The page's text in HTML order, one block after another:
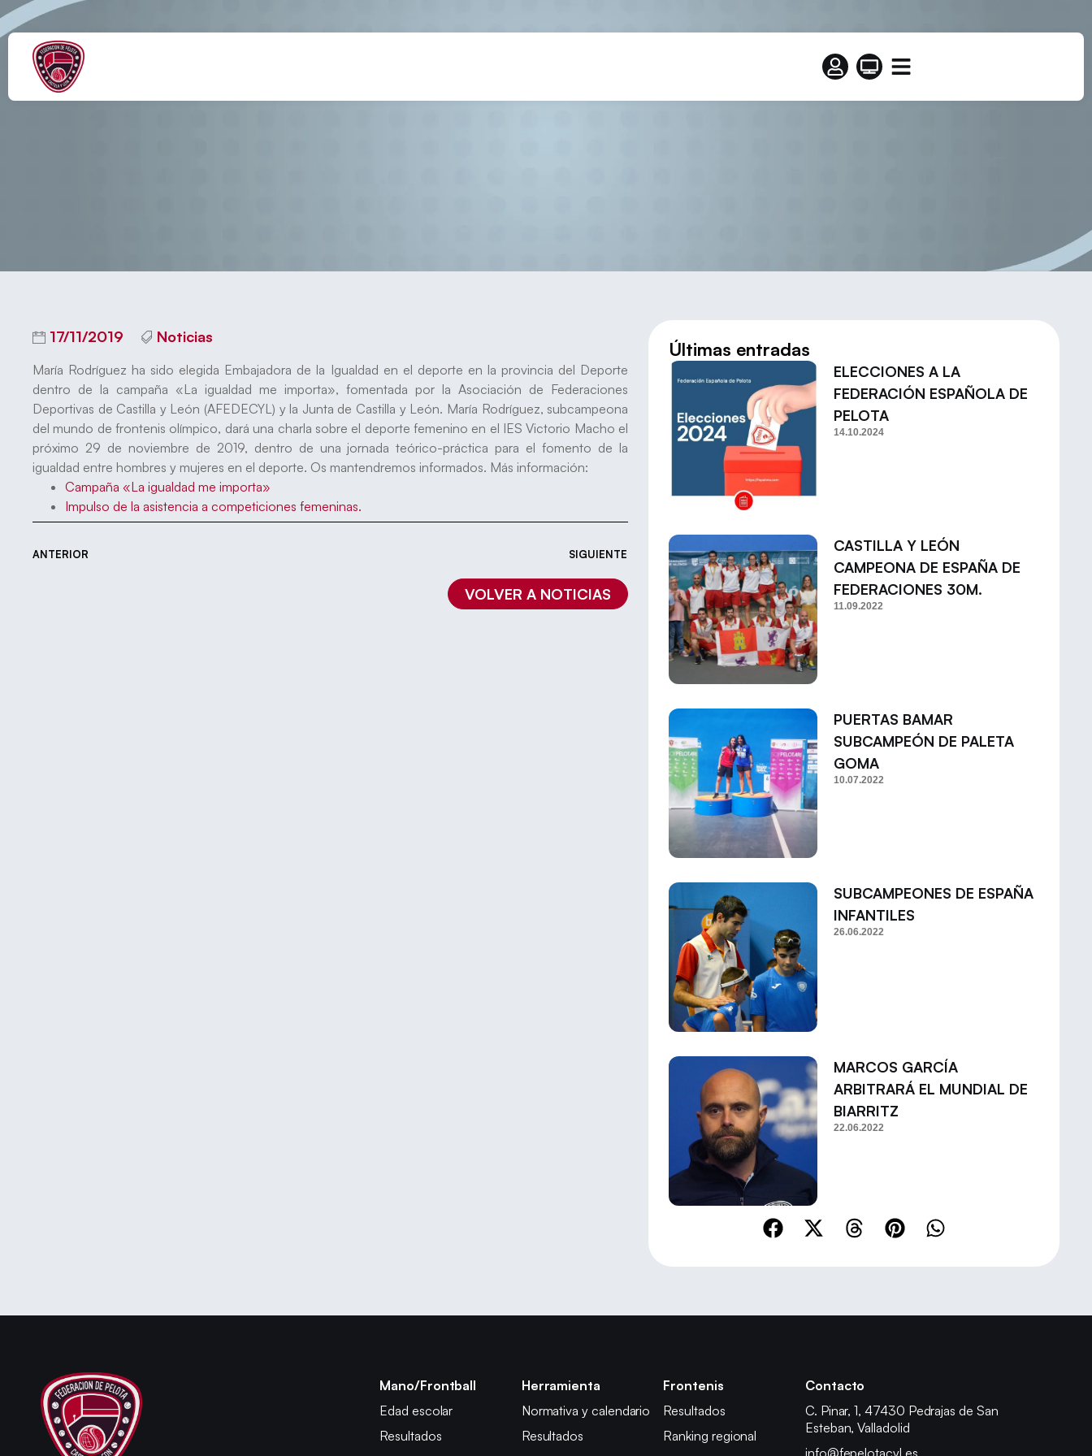
MARÍA RODRÍGUEZ – EMBAJADORA DE LA IGUALDAD
17/11/2019 Noticias
María Rodríguez ha sido elegida Embajadora de la Igualdad en el deporte en la provincia del Deporte
dentro de la campaña «La igualdad me importa», fomentada por la Asociación de Federaciones
Deportivas de Castilla y León (AFEDECYL) y la Junta de Castilla y León. María Rodríguez, subcampeona
del mundo de frontenis olímpico, dará una charla sobre el deporte femenino en el IES Victorio Macho el
próximo 29 de noviembre de 2019, dentro de una jornada teórico-práctica para el fomento de la
igualdad entre hombres y mujeres en el deporte. Os mantendremos informados. Más información:
Campaña «La igualdad me importa»
Impulso de la asistencia a competiciones femeninas.
ANTERIOR SIGUIENTE
VOLVER A NOTICIAS
Últimas entradas
ELECCIONES A LA
FEDERACIÓN ESPAÑOLA DE
PELOTA
14.10.2024
CASTILLA Y LEÓN
CAMPEONA DE ESPAÑA DE
FEDERACIONES 30M.
11.09.2022
PUERTAS BAMAR
SUBCAMPEÓN DE PALETA
GOMA
10.07.2022
SUBCAMPEONES DE ESPAÑA
INFANTILES
26.06.2022
MARCOS GARCÍA
ARBITRARÁ EL MUNDIAL DE
BIARRITZ
22.06.2022
Mano/Frontball
Edad escolar
Resultados
Herramienta
Normativa y calendario
Resultados
Frontenis
Resultados
Ranking regional
Contacto
C. Pinar, 1, 47430 Pedrajas de San
Esteban, Valladolid